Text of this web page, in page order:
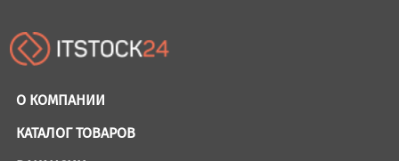
О КОМПАНИИ
КАТАЛОГ ТОВАРОВ